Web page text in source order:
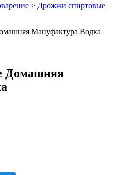
> Дрожжи спиртовые
Домашняя